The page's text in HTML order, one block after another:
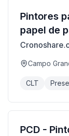
Pintores
papel de
Campo
CLT
PCD -